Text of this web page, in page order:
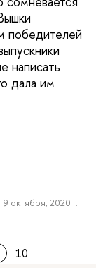
победителей
написать
дала им
9 октября, 2020 г.
10